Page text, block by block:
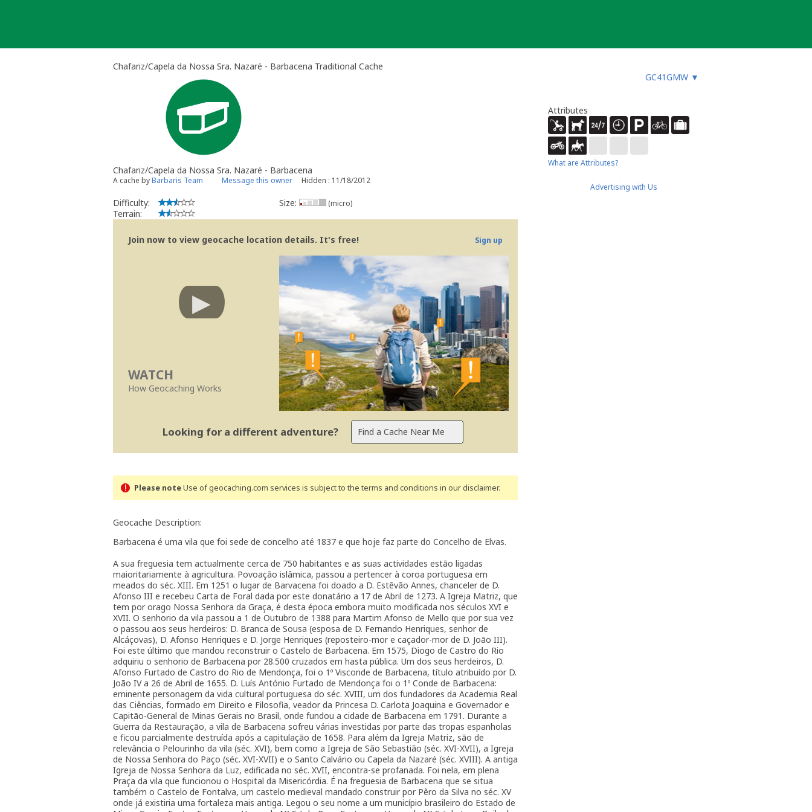
Chafariz/Capela da Nossa Sra. Nazaré - Barbacena Traditional Cache
GC41GMW ▼
Chafariz/Capela da Nossa Sra. Nazaré - Barbacena
A cache byBarbaris Team Message this owner Hidden : 11/18/2012
Difficulty:
Terrain:
Size: (micro)
Join now to view geocache location details. It's free! Sign up
WATCH
How Geocaching Works
Looking for a different adventure?
Please noteUse of geocaching.com services is subject to the terms and conditions in our disclaimer.
Geocache Description:
Barbacena é uma vila que foi sede de concelho até 1837 e que hoje faz parte do Concelho de Elvas.
A sua freguesia tem actualmente cerca de 750 habitantes e as suas actividades estão ligadas
maioritariamente à agricultura. Povoação islâmica, passou a pertencer à coroa portuguesa em
meados do séc. XIII. Em 1251 o lugar de Barvacena foi doado a D. Estêvão Annes, chanceler de D.
Afonso III e recebeu Carta de Foral dada por este donatário a 17 de Abril de 1273. A Igreja Matriz, que
tem por orago Nossa Senhora da Graça, é desta época embora muito modificada nos séculos XVI e
XVII. O senhorio da vila passou a 1 de Outubro de 1388 para Martim Afonso de Mello que por sua vez
o passou aos seus herdeiros: D. Branca de Sousa (esposa de D. Fernando Henriques, senhor de
Alcáçovas), D. Afonso Henriques e D. Jorge Henriques (reposteiro-mor e caçador-mor de D. João III).
Foi este último que mandou reconstruir o Castelo de Barbacena. Em 1575, Diogo de Castro do Rio
adquiriu o senhorio de Barbacena por 28.500 cruzados em hasta pública. Um dos seus herdeiros, D.
Afonso Furtado de Castro do Rio de Mendonça, foi o 1º Visconde de Barbacena, título atribuído por D.
João IV a 26 de Abril de 1655. D. Luís António Furtado de Mendonça foi o 1º Conde de Barbacena:
eminente personagem da vida cultural portuguesa do séc. XVIII, um dos fundadores da Academia Real
das Ciências, formado em Direito e Filosofia, veador da Princesa D. Carlota Joaquina e Governador e
Capitão-General de Minas Gerais no Brasil, onde fundou a cidade de Barbacena em 1791. Durante a
Guerra da Restauração, a vila de Barbacena sofreu várias investidas por parte das tropas espanholas
e ficou parcialmente destruída após a capitulação de 1658. Para além da Igreja Matriz, são de
relevância o Pelourinho da vila (séc. XVI), bem como a Igreja de São Sebastião (séc. XVI-XVII), a Igreja
de Nossa Senhora do Paço (séc. XVI-XVII) e o Santo Calvário ou Capela da Nazaré (séc. XVIII). A antiga
Igreja de Nossa Senhora da Luz, edificada no séc. XVII, encontra-se profanada. Foi nela, em plena
Praça da vila que funcionou o Hospital da Misericórdia. É na freguesia de Barbacena que se situa
também o Castelo de Fontalva, um castelo medieval mandado construir por Pêro da Silva no séc. XV
onde já existiria uma fortaleza mais antiga. Legou o seu nome a um município brasileiro do Estado de
Attributes
What are Attributes?
Advertising with Us